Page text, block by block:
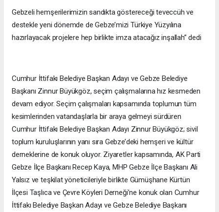
Gebzeli hemşerilerimizin sandıkta göstereceği teveccüh ve
destekle yeni dönemde de Gebze’mizi Türkiye Yüzyılına
hazırlayacak projelere hep birlikte imza atacağız inşallah” dedi
Cumhur İttifakı Belediye Başkan Adayı ve Gebze Belediye
Başkanı Zinnur Büyükgöz, seçim çalışmalarına hız kesmeden
devam ediyor. Seçim çalışmaları kapsamında toplumun tüm
kesimlerinden vatandaşlarla bir araya gelmeyi sürdüren
Cumhur İttifakı Belediye Başkan Adayı Zinnur Büyükgöz; sivil
toplum kuruluşlarının yanı sıra Gebze’deki hemşeri ve kültür
derneklerine de konuk oluyor. Ziyaretler kapsamında, AK Parti
Gebze İlçe Başkanı Recep Kaya, MHP Gebze İlçe Başkanı Ali
Yalsız ve teşkilat yöneticileriyle birlikte Gümüşhane Kürtün
İlçesi Taşlıca ve Çevre Köyleri Derneği’ne konuk olan Cumhur
İttifakı Belediye Başkan Adayı ve Gebze Belediye Başkanı